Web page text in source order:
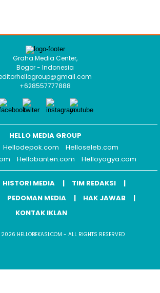
Graha Media Center,
Bogor - Indonesia
+628557777888
HELLO MEDIA GROUP
Hellodepok.com
Helloseleb.com
Hellobanten.com Helloyogya.com
HISTORI MEDIA
TIM REDAKSI
PEDOMAN MEDIA
HAK JAWAB
KONTAK IKLAN
HELLOBEKASI.COM - ALL RIGHTS RESERVED